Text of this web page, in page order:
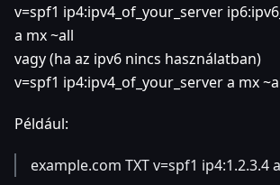
v=spf1 ip4:ipv4_of_your_server ip6
a mx ~all
vagy (ha az ipv6 nincs használatban)
v=spf1 ip4:ipv4_of_your_servera mx
Például:
example.com TXT v=spf1 ip4:1.2.3.4